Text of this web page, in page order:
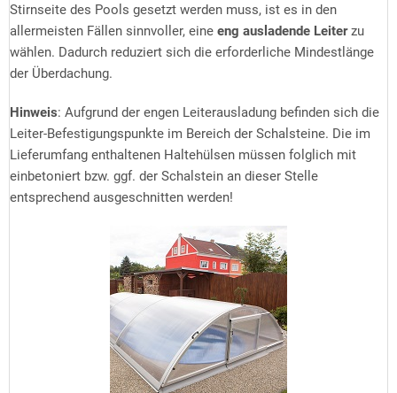
Stirnseite des Pools gesetzt werden muss, ist es in den
allermeisten Fällen sinnvoller, eine eng ausladende Leiterzu
wählen. Dadurch reduziert sich die erforderliche Mindestlänge
der Überdachung.
Hinweis: Aufgrund der engen Leiterausladung befinden sich die
Leiter-Befestigungspunkte im Bereich der Schalsteine. Die im
Lieferumfang enthaltenen Haltehülsen müssen folglich mit
einbetoniert bzw. ggf. der Schalstein an dieser Stelle
entsprechend ausgeschnitten werden!